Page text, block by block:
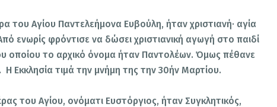
του Αγίου Παντελεήμονα Ευβούλη, ήταν χριστιανή· αγία
ενωρίς φρόντισε να δώσει χριστιανική αγωγή στο παιδί
οποίου το αρχικό όνομα ήταν Παντολέων. Όμως πέθανε
Η Εκκλησία τιμά την μνήμη της την 30ήν Μαρτίου.
του Αγίου, ονόματι Ευστόργιος, ήταν Συγκλητικός,